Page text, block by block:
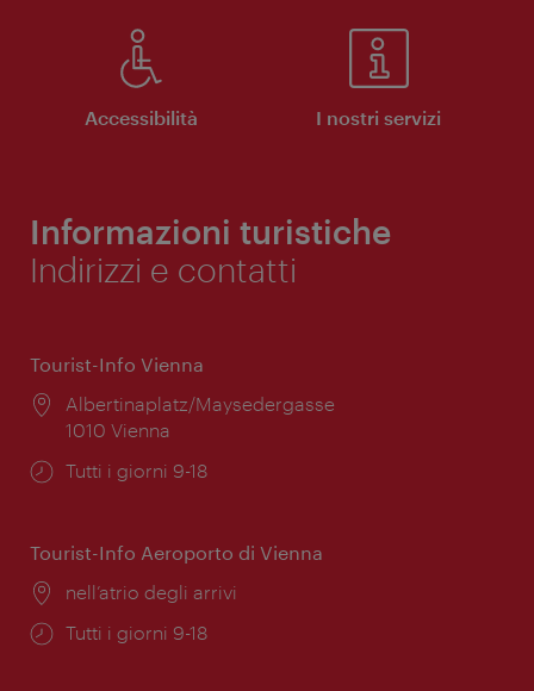
Accessibilità I nostri servizi
Informazioni turistiche
Indirizzi e contatti
Tourist-Info Vienna
Posizione:
Albertinaplatz/Maysedergasse
1010 Vienna
Orari
Tutti i giorni 9-18
Tourist-Info Aeroporto di Vienna
Posizione:
nell’atrio degli arrivi
Orari
Tutti i giorni 9-18